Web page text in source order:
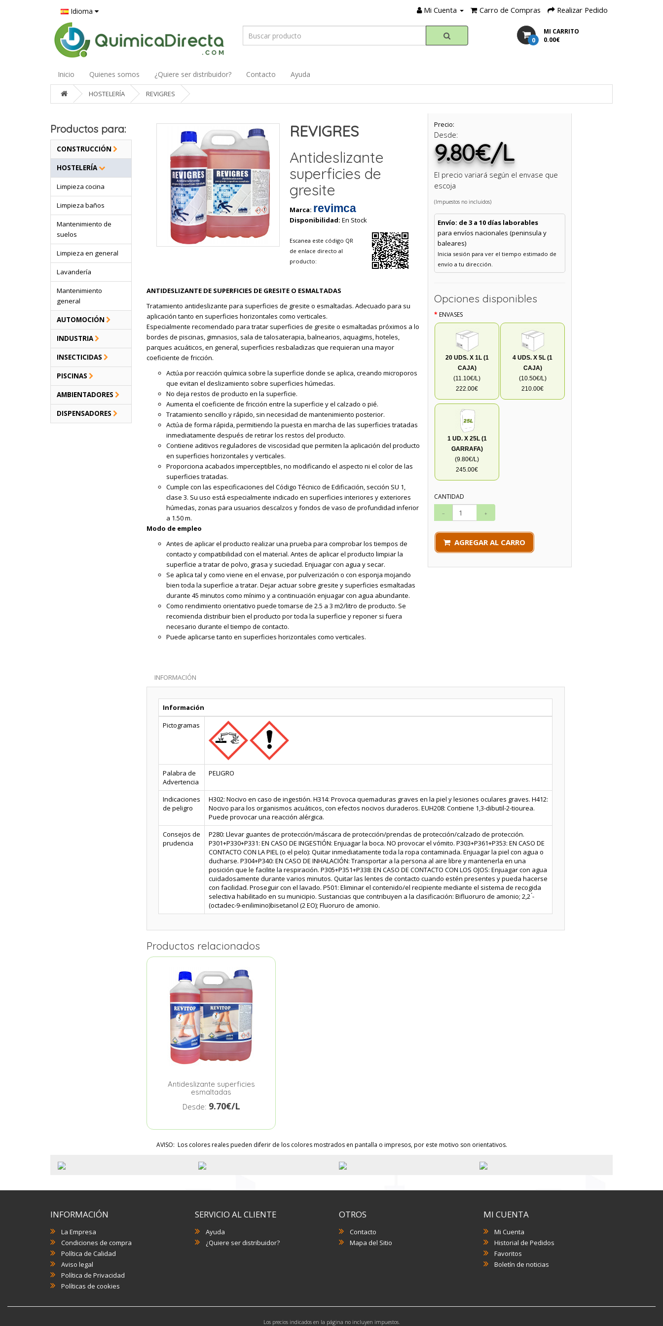
Idioma Mi Cuenta Carro de Compras Realizar Pedido
MI CARRITO
0 0.00€
Inicio Quienes somos ¿Quiere ser distribuidor? Contacto Ayuda
HOSTELERÍA REVIGRES
Productos para:
CONSTRUCCIÓN
HOSTELERÍA
Limpieza cocina
Limpieza baños
Mantenimiento de
suelos
Limpieza en general
Lavandería
Mantenimiento
general
AUTOMOCIÓN
INDUSTRIA
INSECTICIDAS
PISCINAS
AMBIENTADORES
DISPENSADORES
REVIGRES
Antideslizante
superficies de
gresite
Marca: revimca
Disponibilidad: En Stock
Escanea este código QR
de enlace directo al
producto:
ANTIDESLIZANTE DE SUPERFICIES DE GRESITE O ESMALTADAS
Tratamiento antideslizante para superficies de gresite o esmaltadas. Adecuado para su
aplicación tanto en superficies horizontales como verticales.
Especialmente recomendado para tratar superficies de gresite o esmaltadas próximos a lo
bordes de piscinas, gimnasios, sala de talosaterapia, balnearios, aquagims, hoteles,
parques acuáticos, en general, superficies resbaladizas que requieran una mayor
coeficiente de fricción.
Actúa por reacción química sobre la superficie donde se aplica, creando microporos
que evitan el deslizamiento sobre superficies húmedas.
No deja restos de producto en la superficie.
Aumenta el coeficiente de fricción entre la superficie y el calzado o pié.
Tratamiento sencillo y rápido, sin necesidad de mantenimiento posterior.
Actúa de forma rápida, permitiendo la puesta en marcha de las superficies tratadas
inmediatamente después de retirar los restos del producto.
Contiene aditivos reguladores de viscosidad que permiten la aplicación del producto
en superficies horizontales y verticales.
Proporciona acabados imperceptibles, no modificando el aspecto ni el color de las
superficies tratadas.
Cumple con las especificaciones del Código Técnico de Edificación, sección SU 1,
clase 3. Su uso está especialmente indicado en superficies interiores y exteriores
húmedas, zonas para usuarios descalzos y fondos de vaso de profundidad inferior
a 1.50 m.
Modo de empleo
Antes de aplicar el producto realizar una prueba para comprobar los tiempos de
contacto y compatibilidad con el material. Antes de aplicar el producto limpiar la
superficie a tratar de polvo, grasa y suciedad. Enjuagar con agua y secar.
Se aplica tal y como viene en el envase, por pulverización o con esponja mojando
bien toda la superficie a tratar. Dejar actuar sobre gresite y superficies esmaltadas
durante 45 minutos como mínimo y a continuación enjuagar con agua abundante.
Como rendimiento orientativo puede tomarse de 2.5 a 3 m2/litro de producto. Se
recomienda distribuir bien el producto por toda la superficie y reponer si fuera
necesario durante el tiempo de contacto.
Puede aplicarse tanto en superficies horizontales como verticales.
Precio:
Desde:
9.80€/L
El precio variará según el envase que
escoja
(Impuestos no incluidos)
Envío: de 3 a 10 días laborables
para envíos nacionales (peninsula y
baleares)
Inicia sesión para ver el tiempo estimado de
envío a tu dirección.
Opciones disponibles
ENVASES
20 UDS. X 1L (1
CAJA)
(11.10€/L)
222.00€
4 UDS. X 5L (1
CAJA)
(10.50€/L)
210.00€
1 UD. X 25L (1
GARRAFA)
(9.80€/L)
245.00€
CANTIDAD
AGREGAR AL CARRO
INFORMACIÓN
Información
Pictogramas
Palabra de
Advertencia
PELIGRO
Indicaciones
de peligro
H302: Nocivo en caso de ingestión. H314: Provoca quemaduras graves en la piel y lesiones oculares graves. H412:
Nocivo para los organismos acuáticos, con efectos nocivos duraderos. EUH208: Contiene 1,3-dibutil-2-tiourea.
Puede provocar una reacción alérgica.
Consejos de
prudencia
P280: Llevar guantes de protección/máscara de protección/prendas de protección/calzado de protección.
P301+P330+P331: EN CASO DE INGESTIÓN: Enjuagar la boca. NO provocar el vómito. P303+P361+P353: EN CASO DE
CONTACTO CON LA PIEL (o el pelo): Quitar inmediatamente toda la ropa contaminada. Enjuagar la piel con agua o
ducharse. P304+P340: EN CASO DE INHALACIÓN: Transportar a la persona al aire libre y mantenerla en una
posición que le facilite la respiración. P305+P351+P338: EN CASO DE CONTACTO CON LOS OJOS: Enjuagar con agua
cuidadosamente durante varios minutos. Quitar las lentes de contacto cuando estén presentes y pueda hacerse
con facilidad. Proseguir con el lavado. P501: Eliminar el contenido/el recipiente mediante el sistema de recogida
selectiva habilitado en su municipio. Sustancias que contribuyen a la clasificación: Bifluoruro de amonio; 2,2 ́-
(octadec-9-enilimino)bisetanol (2 EO); Fluoruro de amonio.
Productos relacionados
Antideslizante superficies
esmaltadas
Desde: 9.70€/L
AVISO: Los colores reales pueden diferir de los colores mostrados en pantalla o impresos, por este motivo son orientativos.
INFORMACIÓN
La Empresa
Condiciones de compra
Política de Calidad
Aviso legal
Política de Privacidad
Políticas de cookies
SERVICIO AL CLIENTE
Ayuda
¿Quiere ser distribuidor?
OTROS
Contacto
Mapa del Sitio
MI CUENTA
Mi Cuenta
Historial de Pedidos
Favoritos
Boletín de noticias
Los precios indicados en la página no incluyen impuestos.